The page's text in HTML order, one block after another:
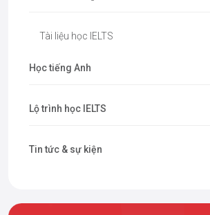
Tài liệu học IELTS
Học tiếng Anh
Lộ trình học IELTS
Tin tức & sự kiện